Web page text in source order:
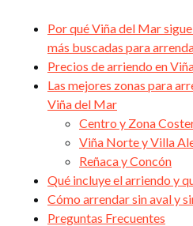
Por qué Viña del Mar
más buscadas para
Precios de arriendo en
Las mejores zonas para
Viña del Mar
Centro y Zona
Viña Norte y Villa
Reñaca y Concón
Qué incluye el arriendo y
Cómo arrendar sin aval y
Preguntas Frecuentes